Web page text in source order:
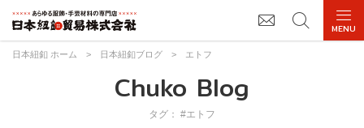
日本紐釦 ホーム > 日本紐釦ブログ > エトフ
Chuko Blog
タグ： #エトフ